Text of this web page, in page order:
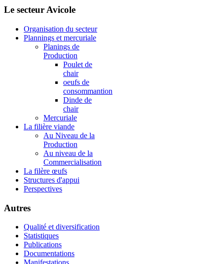
Le secteur Avicole
Organisation du secteur
Plannings et mercuriale
Planings de
Production
Poulet de
chair
oeufs de
consommantion
Dinde de
chair
Mercuriale
La filière viande
Au Niveau de la
Production
Au niveau de la
Commercialisation
La filère œufs
Structures d'appui
Perspectives
Autres
Qualité et diversification
Statistiques
Publications
Documentations